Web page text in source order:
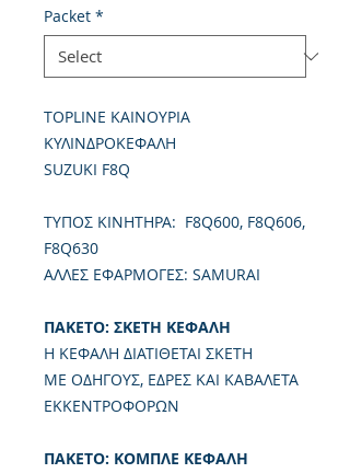
Packet *
TOPLINE ΚΑΙΝΟΥΡΙΑ
ΚΥΛΙΝΔΡΟΚΕΦΑΛΗ
SUZUKI F8Q
TΥΠΟΣ ΚΙΝΗΤΗΡΑ: F8Q600, F8Q606,
F8Q630
ΑΛΛΕΣ ΕΦΑΡΜΟΓΕΣ: SAMURAI
ΠΑΚΕΤΟ: ΣΚΕΤΗ ΚΕΦΑΛΗ
Η ΚΕΦΑΛΗ ΔΙΑΤΙΘΕΤΑΙ ΣΚΕΤΗ
ΜΕ ΟΔΗΓΟΥΣ, ΕΔΡΕΣ ΚΑΙ ΚΑΒΑΛΕΤΑ
ΕΚΚΕΝΤΡΟΦΟΡΩΝ
ΠΑΚΕΤΟ: ΚΟΜΠΛΕ ΚΕΦΑΛΗ